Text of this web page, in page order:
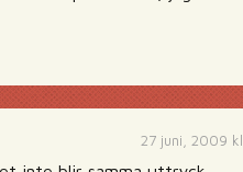
27 juni, 2009